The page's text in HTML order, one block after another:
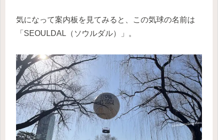
気になって案内板を見てみると、この気球の名前は
「SEOULDAL（ソウルダル）」。